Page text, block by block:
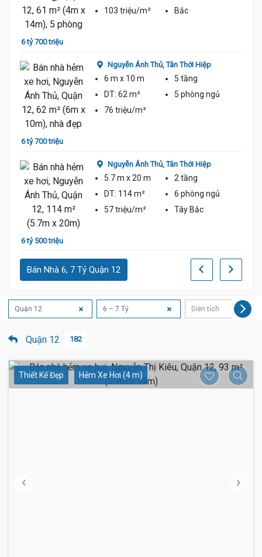
6 tỷ 700 triệu
103 triệu/m²
Bắc
6 tỷ 700 triệu
Nguyễn Ánh Thủ,Tân Thới Hiệp
6 m x 10 m
5 tầng
DT: 62 m² 5 phòng ngủ
76 triệu/m²
6 tỷ 500 triệu
Nguyễn Ánh Thủ,Tân Thới Hiệp
5.7 m x 20 m
2 tầng
DT: 114 m² 6 phòng ngủ
57 triệu/m²
Tây Bắc
Bán Nhà 6, 7 Tỷ Quận 12
Quận 12 6 – 7 Tỷ Diện tích
Quận 12 182
Thiết Kế Đẹp Hẻm Xe Hơi (4 m)